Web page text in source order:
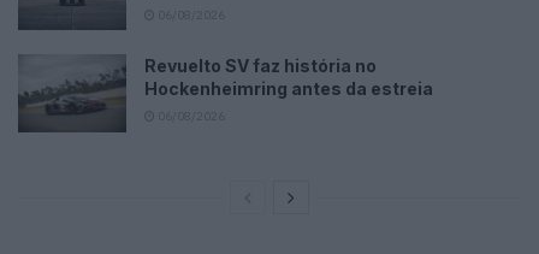
Revuelto SV faz história no
Hockenheimring antes da estreia